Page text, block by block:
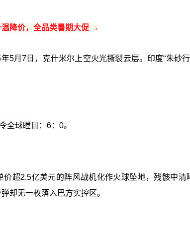
降价，全品类暑期大促 →
5月7日，克什米尔上空火光撕裂云层。印度“朱砂
全球瞠目：6：0。
价超2.5亿美元的阵风战机化作火球坠地，残骸中
却无一枚落入巴方实控区。